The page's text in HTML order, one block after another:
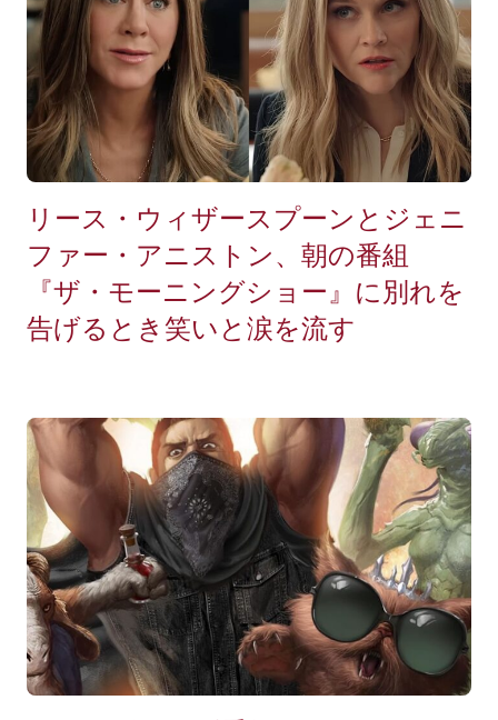
リース・ウィザースプーンとジェニ
ファー・アニストン、朝の番組
『ザ・モーニングショー』に別れを
告げるとき笑いと涙を流す